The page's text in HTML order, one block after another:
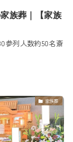
族葬｜【家族
参列人数約50名斎
家族葬